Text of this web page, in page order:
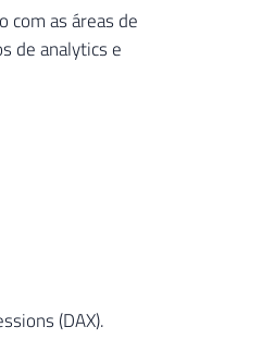
com as áreas de
de analytics e
(DAX).